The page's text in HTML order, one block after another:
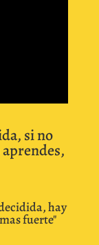
si no
hay
fuerte"